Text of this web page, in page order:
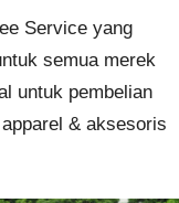
Service yang
semua merek
untuk pembelian
& aksesoris